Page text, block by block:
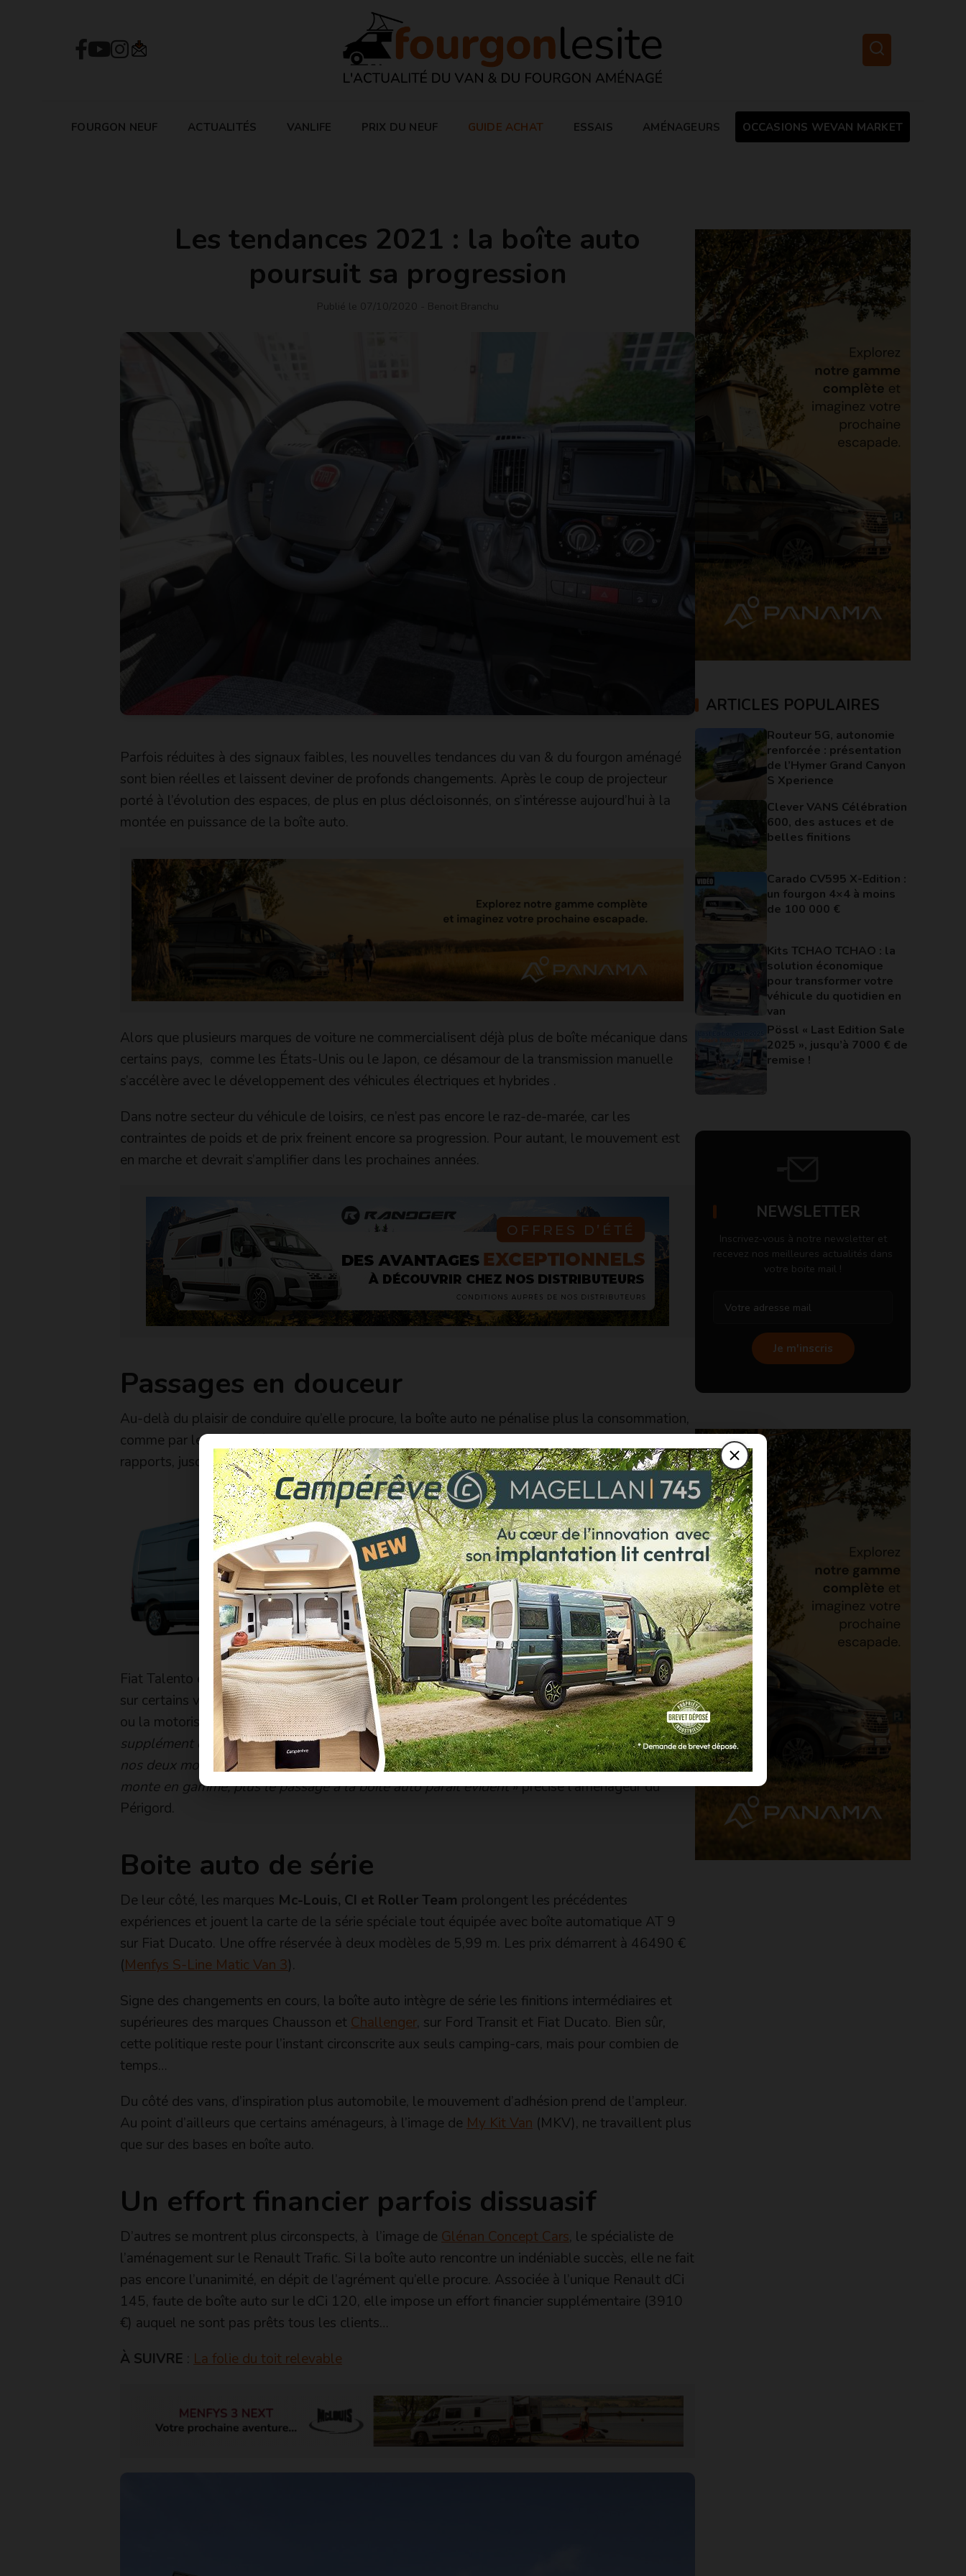
FOURGON NEUF ACTUALITÉS VANLIFE PRIX DU NEUF GUIDE ACHAT ESSAIS AMÉNAGEURS OCCASIONS WEVAN MARKET
Les tendances 2021 : la boîte auto
poursuit sa progression
Parfois réduites à des signaux faibles, les nouvelles tendances du van & du fourgon aménagé
sont bien réelles et laissent deviner de profonds changements. Après le coup de projecteur
porté à l’évolution des espaces, de plus en plus décloisonnés, on s’intéresse aujourd’hui à la
montée en puissance de la boîte auto.
Alors que plusieurs marques de voiture ne commercialisent déjà plus de boîte mécanique dans
certains pays, comme les États-Unis ou le Japon, ce désamour de la transmission manuelle
s’accélère avec le développement des véhicules électriques et hybrides .
Dans notre secteur du véhicule de loisirs, ce n’est pas encore le raz-de-marée, car les
contraintes de poids et de prix freinent encore sa progression. Pour autant, le mouvement est
en marche et devrait s’amplifier dans les prochaines années.
Passages en douceur
Au-delà du plaisir de conduire qu’elle procure, la boîte auto ne pénalise plus la consommation,
comme par le passé, grâce à une fluidité des passages et une optimisation permanente des
rapports, jusqu’à dix sur la nouvelle boite auto du Ford Transit 2T.
Presque partout présente en option, sauf sur les
Fiat Talento et Citroën Jumper qui font l’impasse (!), la boîte auto devient même incontournable
sur certains vans et fourgons aménagés. C’est le cas sur leGrand Californiade Volkswagen
ou la motorisation 150 ch. desFont-Vendôme Master Van XS et Master Van Duo. «Ce
supplément de puissance et de confort s’impose davantage sur le Van Duo, le plus long de
nos deux modèles sur Renault. En fait, tout dépend de la typologie du véhicule. Plus on
monte en gamme, plus le passage à la boîte auto paraît évident» précise l’aménageur du
Périgord.
Boite auto de série
De leur côté, les marques Mc-Louis, CI et Roller Team prolongent les précédentes
expériences et jouent la carte de la série spéciale tout équipée avec boîte automatique AT 9
sur Fiat Ducato. Une offre réservée à deux modèles de 5,99 m. Les prix démarrent à 46490 €
(Menfys S-Line Matic Van 3).
Signe des changements en cours, la boîte auto intègre de série les finitions intermédiaires et
supérieures des marques Chausson et Challenger, sur Ford Transit et Fiat Ducato. Bien sûr,
cette politique reste pour l’instant circonscrite aux seuls camping-cars, mais pour combien de
temps…
Du côté des vans, d’inspiration plus automobile, le mouvement d’adhésion prend de l’ampleur.
Au point d’ailleurs que certains aménageurs, à l’image de My Kit Van (MKV), ne travaillent plus
que sur des bases en boîte auto.
Un effort financier parfois dissuasif
D’autres se montrent plus circonspects, à l’image de Glénan Concept Cars, le spécialiste de
l’aménagement sur le Renault Trafic. Si la boîte auto rencontre un indéniable succès, elle ne fait
pas encore l’unanimité, en dépit de l’agrément qu’elle procure. Associée à l’unique Renault dCi
145, faute de boîte auto sur le dCi 120, elle impose un effort financier supplémentaire (3910
€) auquel ne sont pas prêts tous les clients…
À SUIVRE : La folie du toit relevable
ARTICLES POPULAIRES
Routeur 5G, autonomie
renforcée : présentation
de l’Hymer Grand Canyon
S Xperience
Clever VANS Célébration
600, des astuces et de
belles finitions
Carado CV595 X-Edition :
un fourgon 4×4 à moins
de 100 000 €
Kits TCHAO TCHAO : la
solution économique
pour transformer votre
véhicule du quotidien en
van
Pössl « Last Edition Sale
2025 », jusqu’à 7000 € de
remise !
NEWSLETTER
Inscrivez-vous à notre newsletter et
recevez nos meilleures actualités dans
votre boite mail !
Je m'inscris